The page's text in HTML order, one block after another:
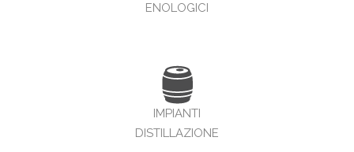
ENOLOGICI
IMPIANTI
DISTILLAZIONE